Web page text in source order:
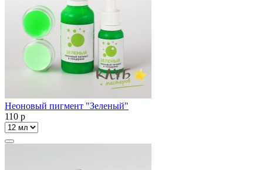
Неоновый пигмент "Зеленый"
110 p